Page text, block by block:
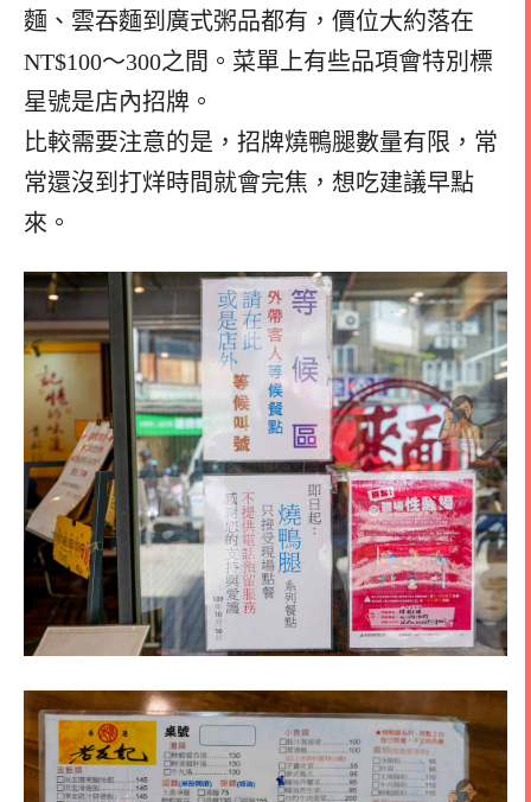
麵、雲吞麵到廣式粥品都有，價位大約落在
NT$100～300之間。菜單上有些品項會特別標
星號是店內招牌。
比較需要注意的是，招牌燒鴨腿數量有限，常
常還沒到打烊時間就會完焦，想吃建議早點
來。